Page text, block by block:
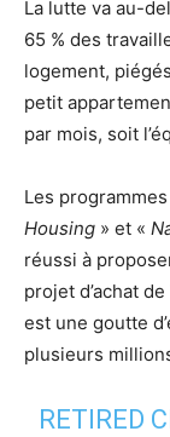
La lutte va au-
65 % des
logement,
petit
par mois, soit
Les
Housing » et «
réussi à
projet d’achat
est une goutte
plusieurs
RETIRED